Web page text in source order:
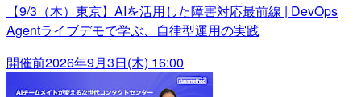
【9/3（木）東京】AIを活用した障害対応最前線 | DevOps
Agentライブデモで学ぶ、自律型運用の実践
開催前2026年9月3日(木) 16:00